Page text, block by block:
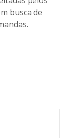
busca de